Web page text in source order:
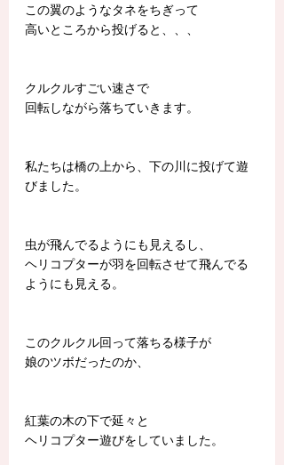
この翼のようなタネをちぎって
高いところから投げると、、、
クルクルすごい速さで
回転しながら落ちていきます。
私たちは橋の上から、下の川に投げて遊
びました。
虫が飛んでるようにも見えるし、
ヘリコプターが羽を回転させて飛んでる
ようにも見える。
このクルクル回って落ちる様子が
娘のツボだったのか、
紅葉の木の下で延々と
ヘリコプター遊びをしていました。